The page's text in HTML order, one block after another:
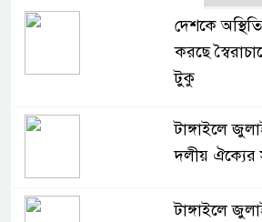
দেশকে
করছে
টুকু
টাঙ্গাইলে
দলীয় ঐক্যের
টাঙ্গাইলে